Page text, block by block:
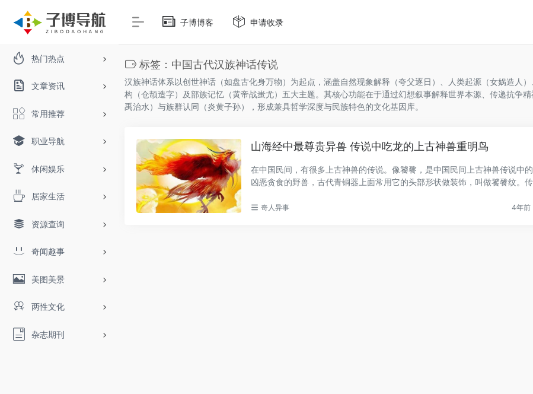
热门热点
文章资讯
常用推荐
职业导航
休闲娱乐
居家生活
资源查询
奇闻趣事
美图美景
两性文化
杂志期刊
子博博客 申请收录
标签：中国古代汉族神话传说
汉族神话体系以创世神话（如盘古化身万物）为起点，涵盖自然现象解释（夸父逐日）、人类起源（女娲造人）
构（仓颉造字）及部族记忆（黄帝战蚩尤）五大主题。其核心功能在于通过幻想叙事解释世界本源、传递抗争精
禹治水）与族群认同（炎黄子孙），形成兼具哲学深度与民族特色的文化基因库。
山海经中最尊贵异兽 传说中吃龙的上古神兽重明鸟
在中国民间，有很多上古神兽的传说。像饕餮，是中国民间上古神兽传说中
凶恶贪食的野兽，古代青铜器上面常用它的头部形状做装饰，叫做饕餮纹。
奇人异事 4年前